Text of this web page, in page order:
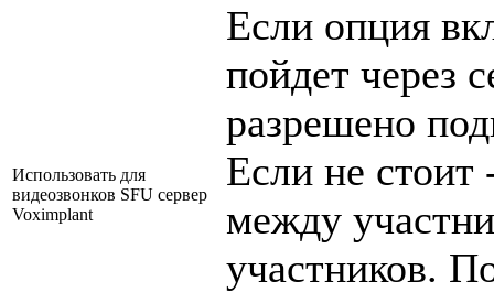
Использовать для
видеозвонков SFU сервер
Voximplant
Если опция
пойдет через
разрешено
Если не
между
участников.